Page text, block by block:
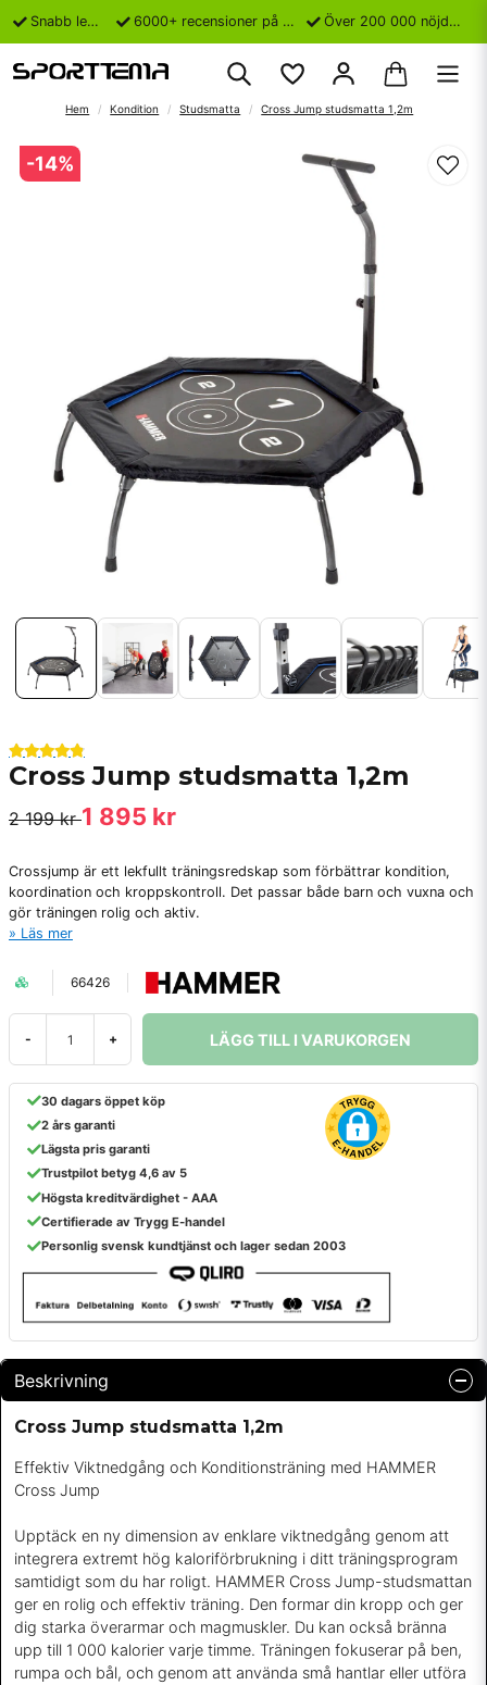
Snabb leverans 6000+ recensioner på Trustpilot Över 200 000 nöjda kunder
Hem Kondition Studsmatta Cross Jump studsmatta 1,2m
-14%
Cross Jump studsmatta 1,2m
2 199 kr1 895 kr
Crossjump är ett lekfullt träningsredskap som förbättrar kondition,
koordination och kroppskontroll. Det passar både barn och vuxna och
gör träningen rolig och aktiv.
Läs mer
66426
- + LÄGG TILL I VARUKORGEN
30 dagars öppet köp
2 års garanti
Lägsta pris garanti
Trustpilot betyg 4,6 av 5
Högsta kreditvärdighet - AAA
Certifierade av Trygg E-handel
Personlig svensk kundtjänst och lager sedan 2003
Beskrivning
Cross Jump studsmatta 1,2m
Effektiv Viktnedgång och Konditionsträning med HAMMER
Cross Jump
Upptäck en ny dimension av enklare viktnedgång genom att
integrera extremt hög kaloriförbrukning i ditt träningsprogram
samtidigt som du har roligt. HAMMER Cross Jump-studsmattan
ger en rolig och effektiv träning. Den formar din kropp och ger
dig starka överarmar och magmuskler. Du kan också bränna
upp till 1 000 kalorier varje timme. Träningen fokuserar på ben,
rumpa och bål, och genom att använda små hantlar eller utföra